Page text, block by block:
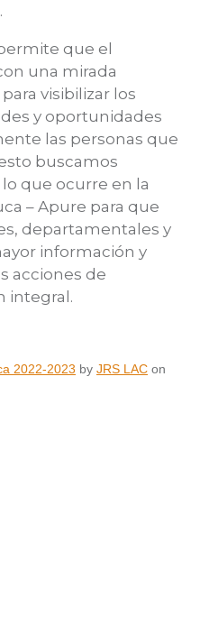
que el
una mirada
visibilizar los
y oportunidades
las personas que
buscamos
que ocurre en la
– Apure para que
departamentales y
información y
acciones de
integral.
2022-2023 by JRS LAC on